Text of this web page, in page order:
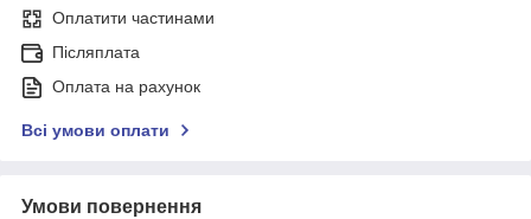
Оплатити частинами
Післяплата
Оплата на рахунок
Всі умови оплати
Умови повернення